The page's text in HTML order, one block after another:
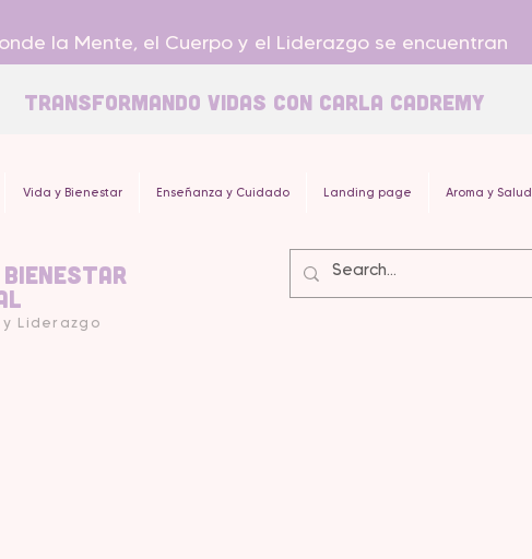
la Mente, el Cuerpo y el Liderazgo se encuentran
Transformando Vidas con carla Cadremy
Vida y Bienestar Enseñanza y Cuidado Landing page Aroma y Salud
Liderazgo